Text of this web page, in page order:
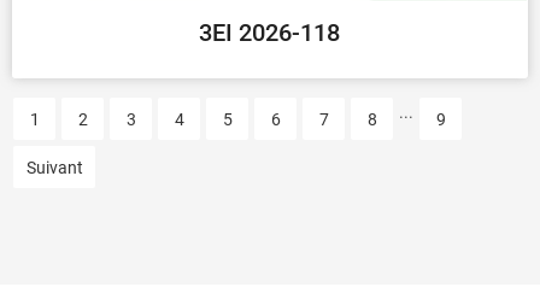
3EI 2026-118
1 2 3 4 5 6 7 8 ... 9
Suivant